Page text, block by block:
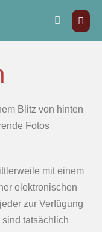
Blitz von hinten
Fotos
mit einem
elektronischen
zur Verfügung
sind tatsächlich